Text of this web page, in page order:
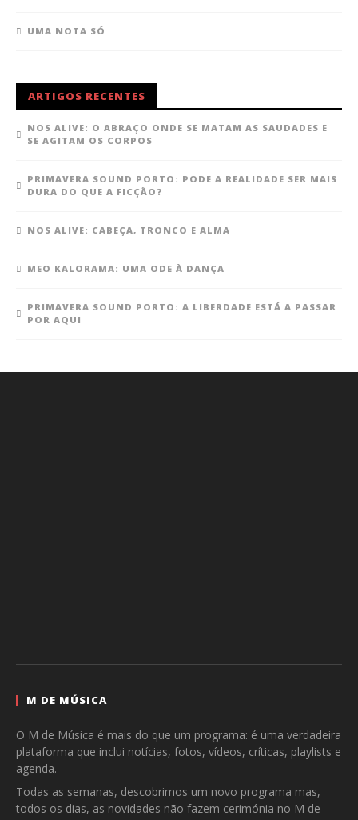
UMA NOTA SÓ
ARTIGOS RECENTES
NOS ALIVE: O ABRAÇO ONDE SE MATAM AS SAUDADES E
SE AGITAM OS CORPOS
PRIMAVERA SOUND PORTO: PODE A REALIDADE SER MAIS
DURA DO QUE A FICÇÃO?
NOS ALIVE: CABEÇA, TRONCO E ALMA
MEO KALORAMA: UMA ODE À DANÇA
PRIMAVERA SOUND PORTO: A LIBERDADE ESTÁ A PASSAR
POR AQUI
M DE MÚSICA
O M de Música é mais do que um programa: é uma verdadeira
plataforma que inclui notícias, fotos, vídeos, críticas, playlists e
agenda.
Todas as semanas, descobrimos um novo programa mas,
todos os dias, as novidades não fazem cerimónia no M de